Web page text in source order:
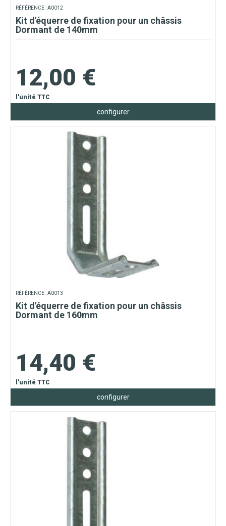
RÉFÉRENCE : A0012
Kit d'équerre de fixation pour un châssis
Dormant de 140mm
12,00 €
l'unité TTC
configurer
RÉFÉRENCE : A0013
Kit d'équerre de fixation pour un châssis
Dormant de 160mm
14,40 €
l'unité TTC
configurer